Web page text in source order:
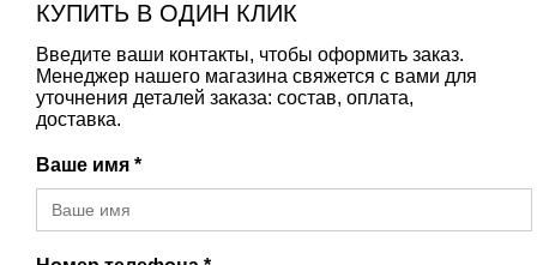
КУПИТЬ В ОДИН КЛИК
Введите ваши контакты, чтобы оформить заказ.
Менеджер нашего магазина свяжется с вами для
уточнения деталей заказа: состав, оплата,
доставка.
Ваше имя *